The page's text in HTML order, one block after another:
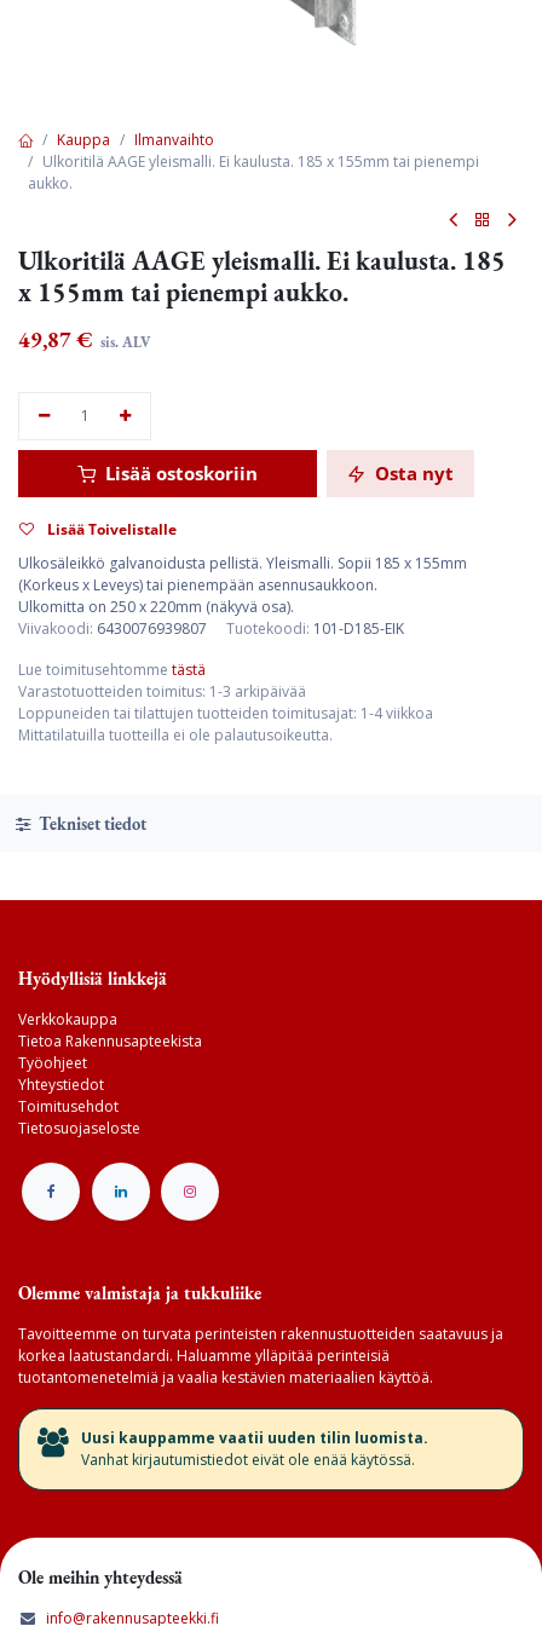
Kauppa
Ilmanvaihto
Ulkoritilä AAGE yleismalli. Ei kaulusta. 185 x 155mm tai pienempi
aukko.
Ulkoritilä AAGE yleismalli. Ei kaulusta. 185
x 155mm tai pienempi aukko.
49,87€ sis. ALV
Lisää ostoskoriin Osta nyt
Lisää Toivelistalle
Ulkosäleikkö galvanoidusta pellistä. Yleismalli. Sopii 185 x 155mm
(Korkeus x Leveys) tai pienempään asennusaukkoon.
Ulkomitta on 250 x 220mm (näkyvä osa).
Viivakoodi: 6430076939807 Tuotekoodi: 101-D185-EIK
Lue toimitusehtomme tästä
Varastotuotteiden toimitus: 1-3 arkipäivää
Loppuneiden tai tilattujen tuotteiden toimitusajat: 1-4 viikkoa
Mittatilatuilla tuotteilla ei ole palautusoikeutta.
Tekniset tiedot
Hyödyllisiä linkkejä
Verkkokauppa
Tietoa Rakennusapteekista
Työohjeet
Yhteystiedot
Toimitusehdot
Tietosuojaseloste
Olemme valmistaja ja tukkuliike
Tavoitteemme on turvata perinteisten rakennustuotteiden saatavuus ja
korkea laatustandardi. Haluamme ylläpitää perinteisiä
tuotantomenetelmiä ja vaalia kestävien materiaalien käyttöä.
​Uusi kauppamme vaatii uuden tilin luomista.
Vanhat kirjautumistiedot eivät ole enää käytössä.
Ole meihin yhteydessä
info@rakennusapteekki.fi